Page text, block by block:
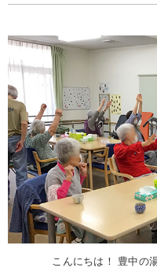
こんにちは！ 豊中の